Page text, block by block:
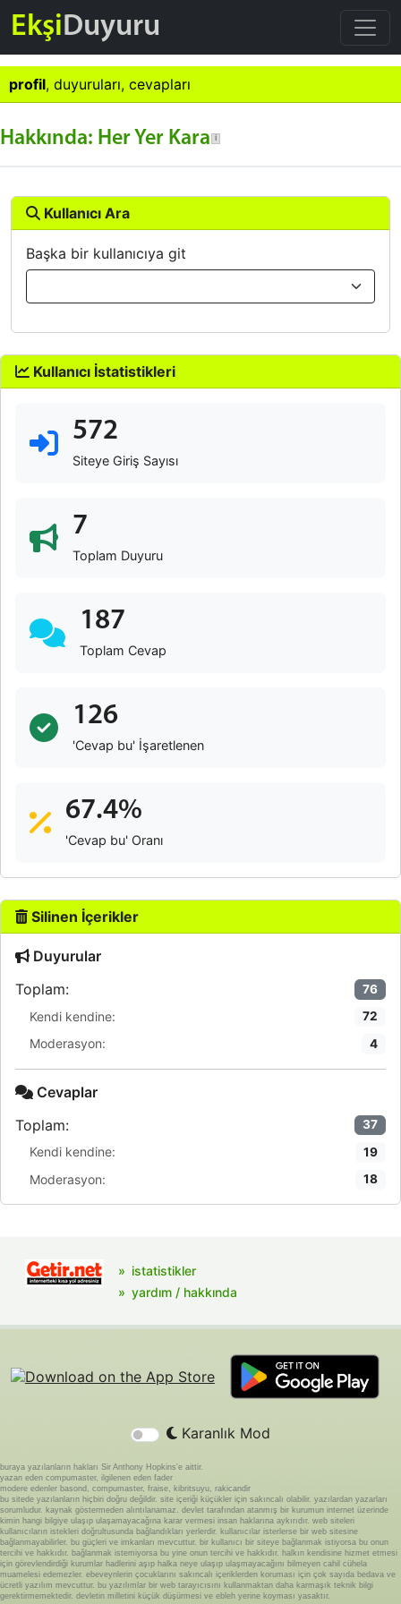
EkşiDuyuru
profil, duyuruları, cevapları
Hakkında: Her Yer Kara
Kullanıcı Ara
Başka bir kullanıcıya git
Kullanıcı İstatistikleri
572
Siteye Giriş Sayısı
7
Toplam Duyuru
187
Toplam Cevap
126
'Cevap bu' İşaretlenen
67.4%
'Cevap bu' Oranı
Silinen İçerikler
Duyurular
Toplam:
76
Kendi kendine: 72
Moderasyon: 4
Cevaplar
Toplam:
37
Kendi kendine: 19
Moderasyon: 18
istatistikler
yardım / hakkında
Karanlık Mod
buraya yazılanların hakları Sir Anthony Hopkins'e aittir.
yazan eden compumaster, ilgilenen eden fader
modere edenler basond, compumaster, fraise, kibritsuyu, rakicandir
bu sitede yazılanların hiçbiri doğru değildir. site içeriği küçükler için sakıncalı olabilir. yazılardan yazarları
sorumludur. kaynak göstermeden alıntılanamaz. devlet tarafından atanmış bir kurumun internet üzerinde
kimin hangi bilgiye ulaşıp ulaşamayacağına karar vermesi insan haklarına aykırıdır. web siteleri
kullanıcıların istekleri doğrultusunda bağlandıkları yerlerdir. kullanıcılar isterlerse bir web sitesine
bağlanmayabilirler. bu güçleri ve imkanları mevcuttur. bir kullanıcı bir siteye bağlanmak istiyorsa bu onun
tercihi ve hakkıdır. bağlanmak istemiyorsa bu yine onun tercihi ve hakkıdır. halkın kendisine hizmet etmesi
için görevlendirdiği kurumlar hadlerini aşıp halka neye ulaşıp ulaşmayacağını bilmeyen cahil cühela
muamelesi edemezler. ebeveynlerin çocuklarını sakıncalı içeriklerden koruması için çok sayıda bedava ve
ücretli yazılım mevcuttur. bu yazılımlar bir web tarayıcısını kullanmaktan daha karmaşık teknik bilgi
gerektirmemektedir. devletin milletini küçük düşürmesi ve ebleh yerine koyması yasaktır.